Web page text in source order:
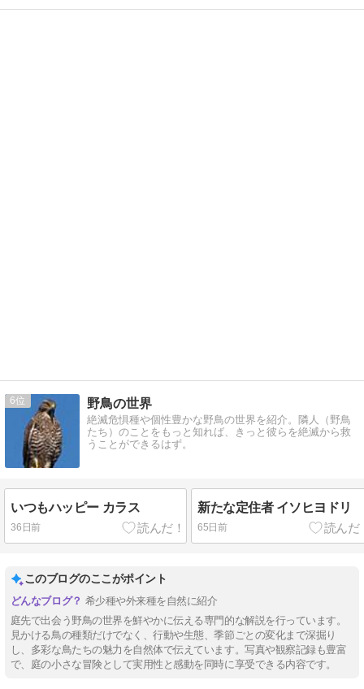
6 野鳥の世界
絶滅危惧種や個性豊かな野鳥の世界を紹介。隣人（野鳥
たち）のことをもっと知れば、きっと彼らを絶滅から救
うことができるはず。
いつもハッピー カラス
36日前
新たな定住者 イソヒヨドリ
65日前
このブログのここがポイント
希少種や外来種を自然に紹介
庭先で出会う野鳥の世界を鮮やかに伝える専門的な解説を行っています。
見かける鳥の種類だけでなく、行動や生態、季節ごとの変化まで深掘り
し、多彩な鳥たちの魅力を自然体で伝えています。写真や観察記録も豊富
で、庭の小さな冒険として実用性と感動を同時に享受できる内容です。